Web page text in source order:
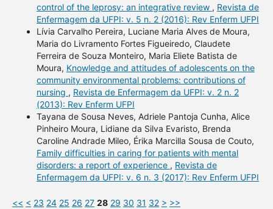
control of the leprosy: an integrative review , Revista de
Enfermagem da UFPI: v. 5 n. 2 (2016): Rev Enferm UFPI
Lívia Carvalho Pereira, Luciane Maria Alves de Moura,
Maria do Livramento Fortes Figueiredo, Claudete
Ferreira de Souza Monteiro, Maria Eliete Batista de
Moura, Knowledge and attitudes of adolescents on the
community environmental problems: contributions of
nursing , Revista de Enfermagem da UFPI: v. 2 n. 2
(2013): Rev Enferm UFPI
Tayana de Sousa Neves, Adriele Pantoja Cunha, Alice
Pinheiro Moura, Lidiane da Silva Evaristo, Brenda
Caroline Andrade Mileo, Érika Marcilla Sousa de Couto,
Family difficulties in caring for patients with mental
disorders: a report of experience , Revista de
Enfermagem da UFPI: v. 6 n. 3 (2017): Rev Enferm UFPI
<< < 23 24 25 26 27 28 29 30 31 32 > >>